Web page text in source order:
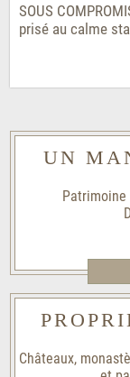
SOUS
prisé au calme
UN
Patrimoine
Châteaux,